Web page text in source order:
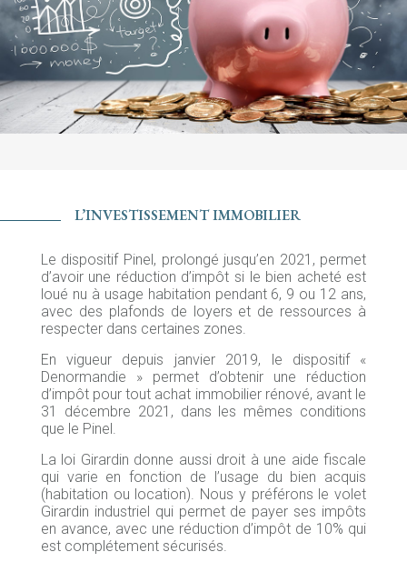
L’INVESTISSEMENT IMMOBILIER
Le dispositif Pinel, prolongé jusqu’en 2021, permet
d’avoir une réduction d’impôt si le bien acheté est
loué nu à usage habitation pendant 6, 9 ou 12 ans,
avec des plafonds de loyers et de ressources à
respecter dans certaines zones.
En vigueur depuis janvier 2019, le dispositif «
Denormandie » permet d’obtenir une réduction
d’impôt pour tout achat immobilier rénové, avant le
31 décembre 2021, dans les mêmes conditions
que le Pinel.
La loi Girardin donne aussi droit à une aide fiscale
qui varie en fonction de l’usage du bien acquis
(habitation ou location). Nous y préférons le volet
Girardin industriel qui permet de payer ses impôts
en avance, avec une réduction d’impôt de 10% qui
est complétement sécurisés.